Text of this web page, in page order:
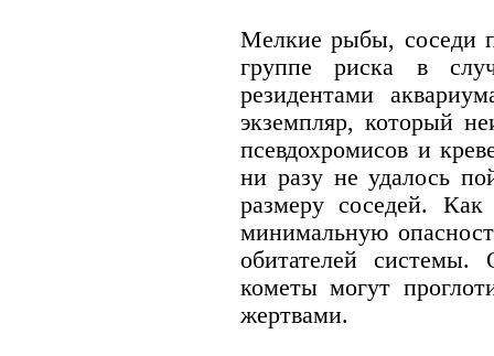
Мелкие рыбы, соседи
группе риска в
резидентами
экземпляр, который
псевдохромисов и
ни разу не удалось
размеру соседей.
минимальную
обитателей
кометы могут
жертвами.